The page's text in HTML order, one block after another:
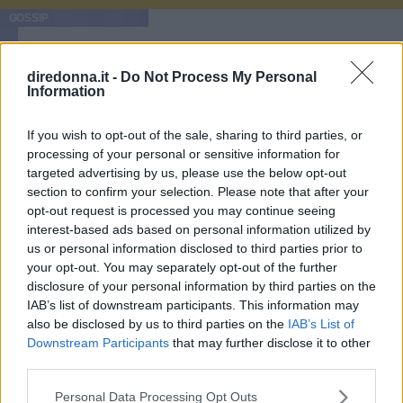
diredonna.it - Do Not Process My Personal
Information
If you wish to opt-out of the sale, sharing to third parties, or
processing of your personal or sensitive information for
targeted advertising by us, please use the below opt-out
section to confirm your selection. Please note that after your
opt-out request is processed you may continue seeing
interest-based ads based on personal information utilized by
us or personal information disclosed to third parties prior to
your opt-out. You may separately opt-out of the further
disclosure of your personal information by third parties on the
IAB’s list of downstream participants. This information may
also be disclosed by us to third parties on the IAB’s List of
Downstream Participants that may further disclose it to other
Please note that this website/app uses one or more Google
Personal Data Processing Opt Outs
Le 10 più belle frasi dei The
Oasis, che ora possiamo tornare
a sentire live
Mentre The Oasis si esibiscono in tutto il mondo, tornando
sui palchi con la loro musica, abbiamo scelto le 10 più
belle frasi delle loro canzoni: quali sono le vostre?
PERDITA DURANGO